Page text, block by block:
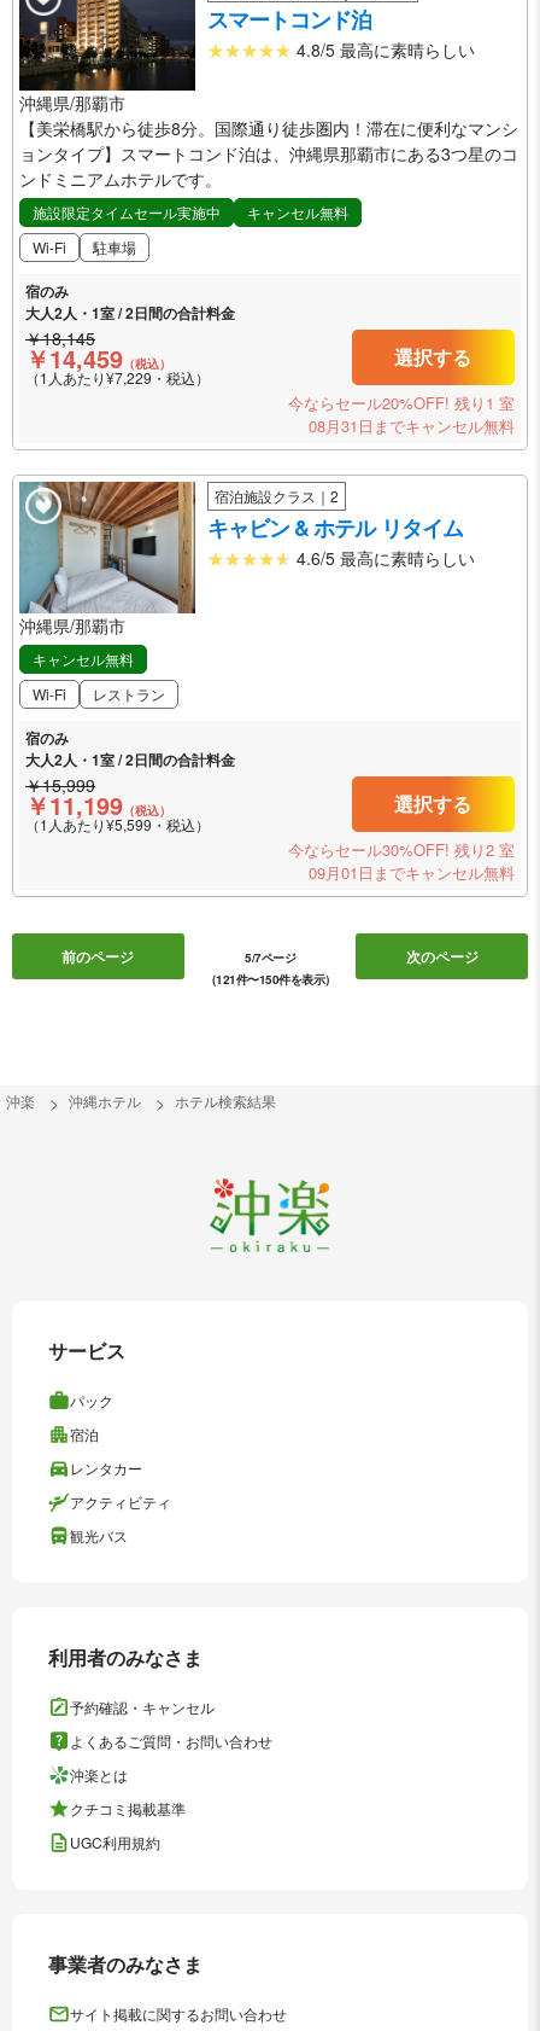
スマートコンド泊
4.8/5 最高に素晴らしい
沖縄県/那覇市
【美栄橋駅から徒歩8分。国際通り徒歩圏内！滞在に便利なマンシ
ョンタイプ】スマートコンド泊は、沖縄県那覇市にある3つ星のコ
ンドミニアムホテルです。
施設限定タイムセール実施中
キャンセル無料
Wi-Fi
駐車場
宿のみ
大人2人・1室 / 2日間の合計料金
￥18,145
￥14,459 （税込）
（1人あたり¥7,229・税込）
選択する
今ならセール20%OFF! 残り1 室
08月31日までキャンセル無料
宿泊施設クラス｜2
キャビン & ホテル リタイム
4.6/5 最高に素晴らしい
沖縄県/那覇市
キャンセル無料
Wi-Fi
レストラン
宿のみ
大人2人・1室 / 2日間の合計料金
￥15,999
￥11,199 （税込）
（1人あたり¥5,599・税込）
選択する
今ならセール30%OFF! 残り2 室
09月01日までキャンセル無料
前のページ
5/7ページ
（121件〜150件を表示）
次のページ
沖楽 沖縄ホテル ホテル検索結果
サービス
パック
宿泊
レンタカー
アクティビティ
観光バス
利用者のみなさま
予約確認・キャンセル
よくあるご質問・お問い合わせ
沖楽とは
クチコミ掲載基準
UGC利用規約
事業者のみなさま
サイト掲載に関するお問い合わせ